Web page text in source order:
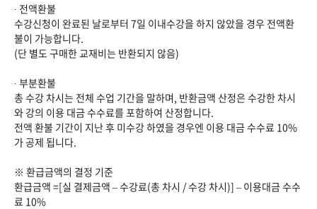
∙ 전액환불
수강신청이 완료된 날로부터 7일 이내수강을 하지 않았을 경우 전액환
불이 가능합니다.
(단 별도 구매한 교재비는 반환되지 않음)
∙ 부분환불
총 수강 차시는 전체 수업 기간을 말하며, 반환금액 산정은 수강한 차시
와 강의 이용 대금 수수료를 포함하여 산정합니다.
전액 환불 기간이 지난 후 미수강 하였을 경우엔 이용 대금 수수료 10%
가 공제 됩니다.
※ 환급금액의 결정 기준
환급금액 =[실 결제금액 – 수강료(총 차시 / 수강 차시)] – 이용대금 수수
료 10%